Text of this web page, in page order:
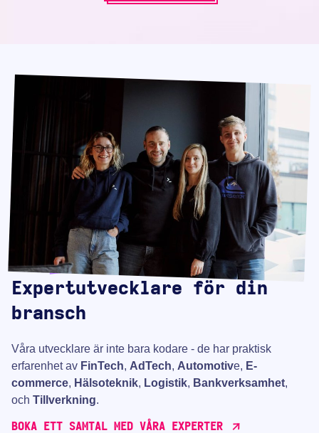
Expertutvecklare för din
bransch
Våra utvecklare är inte bara kodare - de har praktisk
erfarenhet av FinTech, AdTech, Automotive, E-
commerce, Hälsoteknik, Logistik, Bankverksamhet,
och Tillverkning.
BOKA ETT SAMTAL MED VÅRA EXPERTER